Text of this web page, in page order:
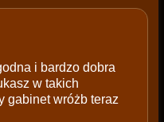
i bardzo dobra
w takich
gabinet wróżb teraz